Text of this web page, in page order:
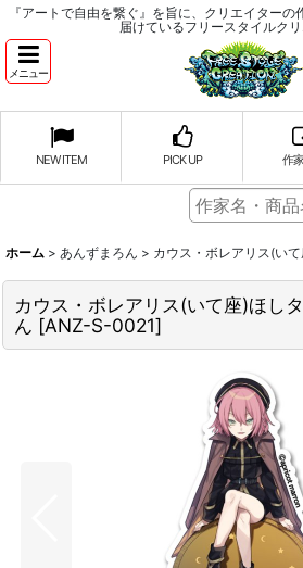
『アートで自由を繋ぐ』を旨に、クリエイター
届けているフリースタイルク
メニュー
NEW ITEM PICK UP 作
ホーム > あんずまろん > カウス・ボレアリス(い
カウス・ボレアリス(いて座)ほし
ん [ANZ-S-0021]